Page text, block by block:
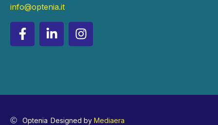
info@optenia.it
Optenia Designed by Mediaera